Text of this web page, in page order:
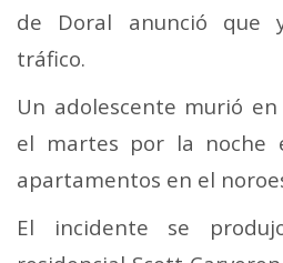
de Doral anunció que
tráfico.
Un adolescente murió
el martes por la noche
apartamentos en el
El incidente se